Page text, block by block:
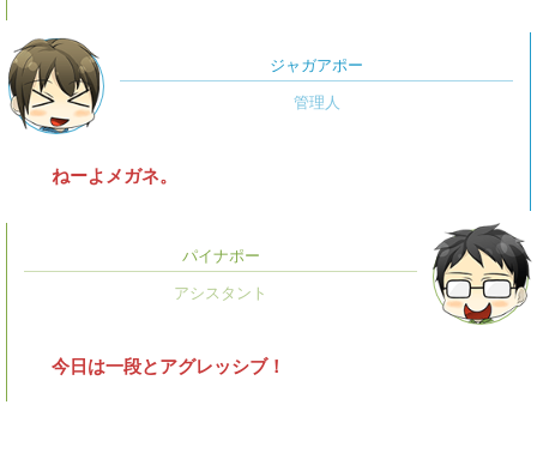
ジャガアポー
ねーよメガネ。
パイナポー
今日は一段とアグレッシブ！